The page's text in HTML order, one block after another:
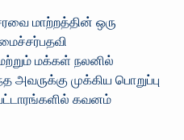
மாற்றத்தின் ஒரு
மக்கள் நலனில்
அவருக்கு முக்கிய பொறுப்பு
கவனம்